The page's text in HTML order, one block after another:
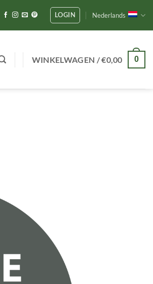
LOGIN Nederlands
WINKELWAGEN /€0,00 0